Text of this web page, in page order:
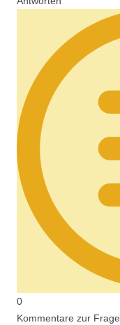
0
Kommentare zur Frage